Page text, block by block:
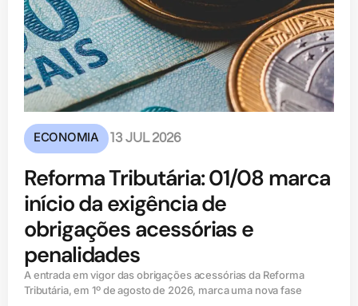
ECONOMIA 13 JUL 2026
Reforma Tributária: 01/08 marca
início da exigência de
obrigações acessórias e
penalidades
A entrada em vigor das obrigações acessórias da Reforma
Tributária, em 1º de agosto de 2026, marca uma nova fase